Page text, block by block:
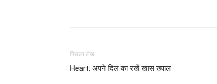
पिछला लेख
Heart: अपने दिल का रखें खास ख्याल